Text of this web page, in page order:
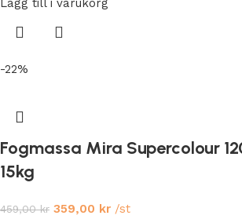
Lägg till i varukorg
-22%
Fogmassa Mira Supercolour
15kg
459,00kr 359,00 kr /st